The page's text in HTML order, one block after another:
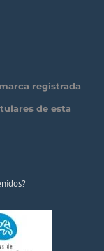
registrada
de esta